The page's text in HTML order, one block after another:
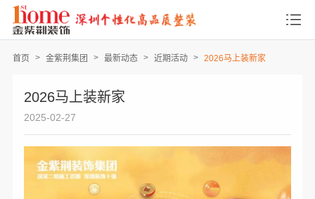
首页 金紫荆集团 最新动态 近期活动 2026马上装新家
2026马上装新家
2025-02-27